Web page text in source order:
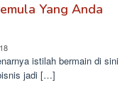
Yang Anda
istilah bermain di sini
jadi […]